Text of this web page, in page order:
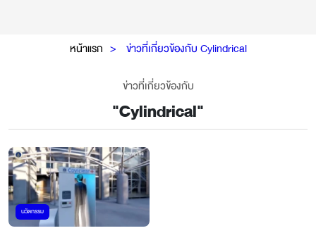
หน้าแรก ข่าวที่เกี่ยวข้องกับ Cylindrical
ข่าวที่เกี่ยวข้องกับ
"Cylindrical"
นวัตกรรม